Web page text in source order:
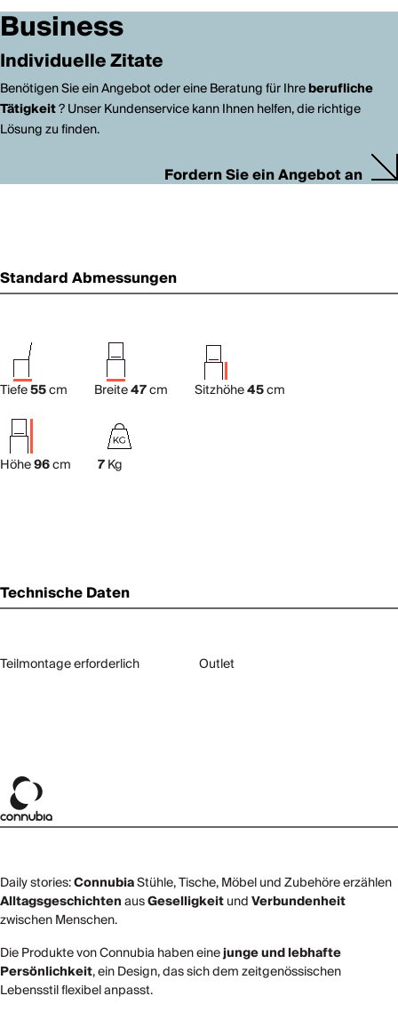
Business
Individuelle Zitate
Benötigen Sie ein Angebot oder eine Beratung für Ihreberufliche
Tätigkeit? Unser Kundenservice kann Ihnen helfen, die richtige
Lösung zu finden.
Fordern Sie ein Angebot an
Standard Abmessungen
Tiefe55cm Breite47cm Sitzhöhe45cm
Höhe96cm 7Kg
Technische Daten
Teilmontage erforderlich Outlet
Daily stories:ConnubiaStühle, Tische, Möbel und Zubehöre erzählen
AlltagsgeschichtenausGeselligkeitundVerbundenheit
zwischen Menschen.
Die Produkte von Connubia haben einejunge und lebhafte
Persönlichkeit, ein Design, das sich dem zeitgenössischen
Lebensstil flexibel anpasst.